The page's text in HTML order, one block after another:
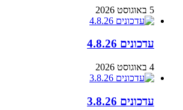
5 באוגוסט 2026
עדכונים 4.8.26
4 באוגוסט 2026
עדכונים 3.8.26